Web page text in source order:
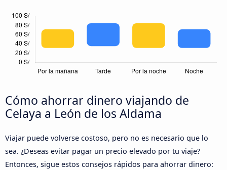
Cómo ahorrar dinero viajando de
Celaya a León de los Aldama
Viajar puede volverse costoso, pero no es necesario que lo
sea. ¿Deseas evitar pagar un precio elevado por tu viaje?
Entonces, sigue estos consejos rápidos para ahorrar dinero: